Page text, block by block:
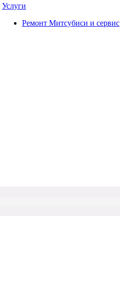
Услуги
Ремонт Митсубиси и сервис